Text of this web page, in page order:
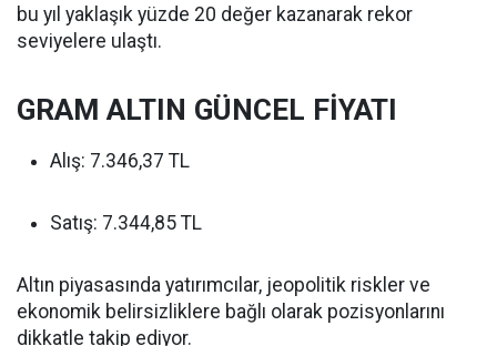
bu yıl yaklaşık yüzde 20 değer kazanarak rekor
seviyelere ulaştı.
GRAM ALTIN GÜNCEL FİYATI
Alış: 7.346,37 TL
Satış: 7.344,85 TL
Altın piyasasında yatırımcılar, jeopolitik riskler ve
ekonomik belirsizliklere bağlı olarak pozisyonlarını
dikkatle takip ediyor.